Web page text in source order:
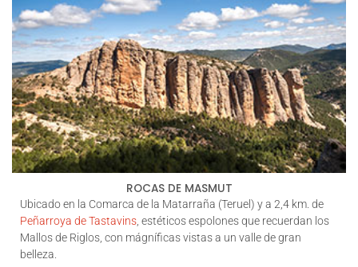
ROCAS DE MASMUT
Ubicado en la Comarca de la Matarraña (Teruel) y a 2,4 km. de
Peñarroya de Tastavins , estéticos espolones que recuerdan los
Mallos de Riglos, con mágníficas vistas a un valle de gran
belleza.